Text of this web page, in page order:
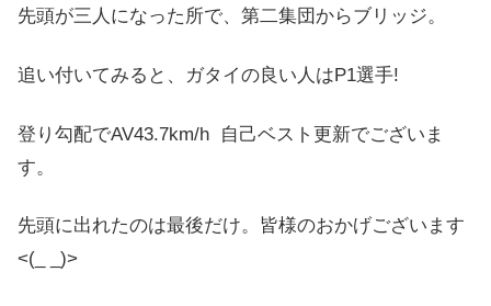
先頭が三人になった所で、第二集団からブリッジ。
追い付いてみると、ガタイの良い人はP1選手!
登り勾配でAV43.7km/h 自己ベスト更新でございま
す。
先頭に出れたのは最後だけ。皆様のおかげございます
<(_ _)>